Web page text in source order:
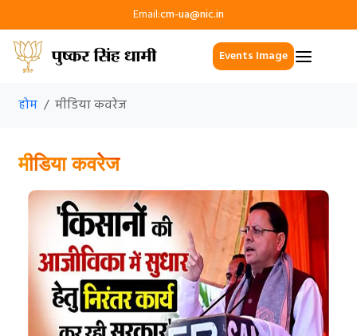
Email:cm-ua@nic.in
Events Image
होम मीडिया कवरेज
मीडिया कवरेज